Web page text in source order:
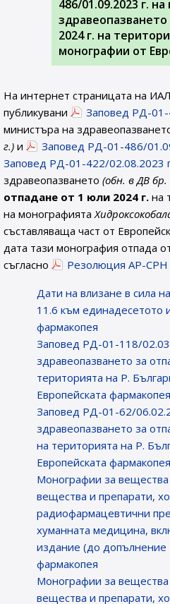
486/01.09.2023 г.
2024 г. на
монографии от
На интернет страницата на
публикувани
Заповед РД-01-
министъра на
г.) и
Заповед РД-01-486/
Заповед РД-01-422/02.08.2023
здравеопазването (обн. в ДВ бр.
отпадане от 1 юли 2024 г. на
на монографията
съставляваща част от
дата тази монография отпада
съгласно
Резолюция AP-
Дати на влизане в сила
11.6 към единадесетото
фармакопея
Заповед РД-01-118/
здравеопазването за
територията на Р.
Европейската фармакопея
Заповед РД-01-62/
здравеопазването за
на територията на Р.
Европейската фармакопея
Монографии за
вещества и препарати,
радиофармацевтични
хуманната медицина,
издание (до допълнение
фармакопея
Монографии за
вещества и препарати,